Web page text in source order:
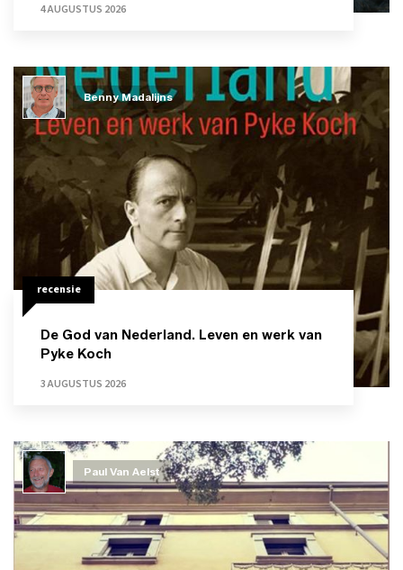
4 AUGUSTUS 2026
recensie
De God van Nederland. Leven en werk van
Pyke Koch
3 AUGUSTUS 2026
Benny Madalijns
Paul Van Aelst